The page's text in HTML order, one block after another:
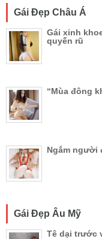
Gái Đẹp Châu Á
Gái xinh
quyến rũ
“Mùa đông
Ngắm người
Gái Đẹp Âu Mỹ
Tê dại trước